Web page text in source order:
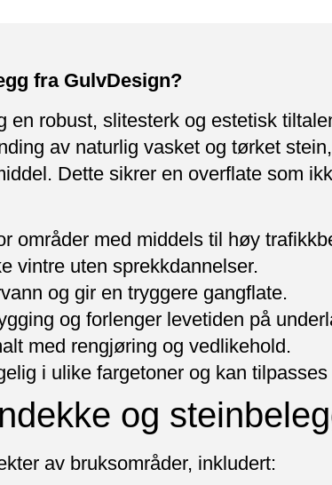
fra GulvDesign?
en robust, slitesterk og estetisk
av naturlig vasket og tørket
Dette sikrer en overflate som
områder med middels til høy
vintre uten sprekkdannelser.
og gir en tryggere gangflate.
og forlenger levetiden på
med rengjøring og vedlikehold.
i ulike fargetoner og kan
og
av bruksområder, inkludert: